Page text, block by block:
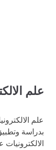
علم
علم
بدراسة